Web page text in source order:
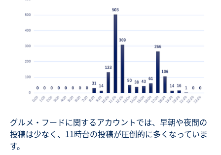
グルメ・フードに関するアカウントでは、早朝や夜間の
投稿は少なく、11時台の投稿が圧倒的に多くなっていま
す。